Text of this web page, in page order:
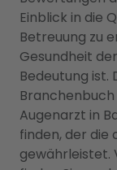
Einblick in die
Betreuung zu
Gesundheit
Bedeutung ist.
Augenarzt in
finden, der die
gewährleistet.